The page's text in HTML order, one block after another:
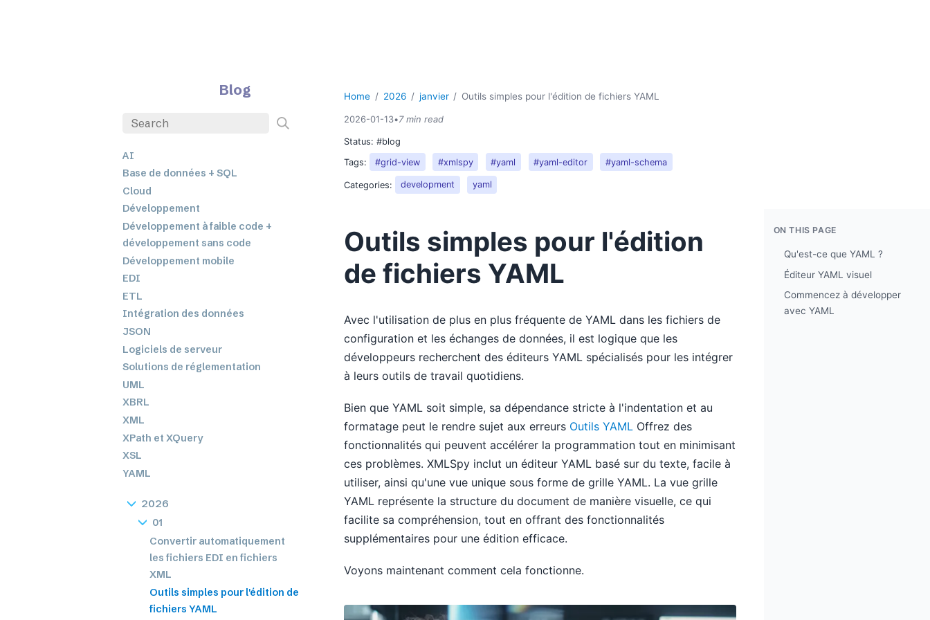
Blog
AI
Base de données + SQL
Cloud
Développement
Développement à faible code +
développement sans code
Développement mobile
EDI
ETL
Intégration des données
JSON
Logiciels de serveur
Solutions de réglementation
UML
XBRL
XML
XPath et XQuery
XSL
YAML
2026
01
Convertir automatiquement
les fichiers EDI en fichiers
XML
Outils simples pour l'édition de
fichiers YAML
Home 2026 janvier Outils simples pour l'édition de fichiers YAML
2026-01-13•7 min read
Status:#blog
Tags:
#grid-view #xmlspy #yaml #yaml-editor #yaml-schema
Categories: development yaml
Outils simples pour l'édition
de fichiers YAML
Avec l'utilisation de plus en plus fréquente de YAML dans les fichiers de
configuration et les échanges de données, il est logique que les
développeurs recherchent des éditeurs YAML spécialisés pour les intégrer
à leurs outils de travail quotidiens.
Bien que YAML soit simple, sa dépendance stricte à l'indentation et au
formatage peut le rendre sujet aux erreurs Outils YAML Offrez des
fonctionnalités qui peuvent accélérer la programmation tout en minimisant
ces problèmes. XMLSpy inclut un éditeur YAML basé sur du texte, facile à
utiliser, ainsi qu'une vue unique sous forme de grille YAML. La vue grille
YAML représente la structure du document de manière visuelle, ce qui
facilite sa compréhension, tout en offrant des fonctionnalités
supplémentaires pour une édition efficace.
Voyons maintenant comment cela fonctionne.
ON THIS PAGE
Qu'est-ce que YAML ?
Éditeur YAML visuel
Commencez à développer
avec YAML